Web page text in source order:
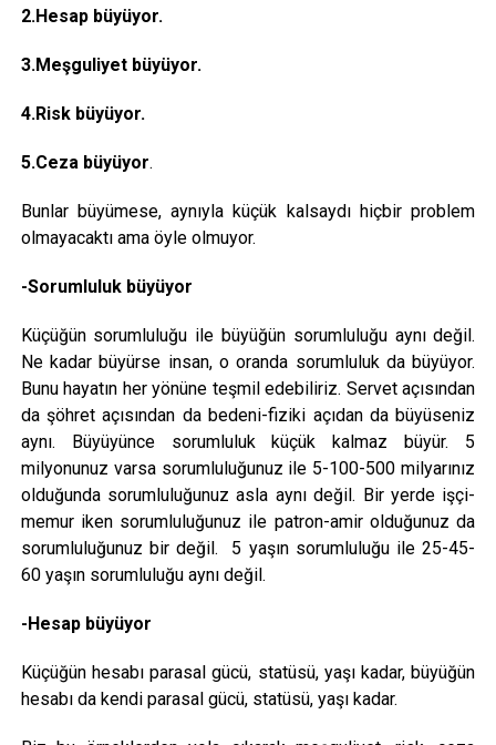
2.Hesap büyüyor.
3.Meşguliyet büyüyor.
4.Risk büyüyor.
5.Ceza büyüyor.
Bunlar büyümese, aynıyla küçük kalsaydı hiçbir problem
olmayacaktı ama öyle olmuyor.
-Sorumluluk büyüyor
Küçüğün sorumluluğu ile büyüğün sorumluluğu aynı değil.
Ne kadar büyürse insan, o oranda sorumluluk da büyüyor.
Bunu hayatın her yönüne teşmil edebiliriz. Servet açısından
da şöhret açısından da bedeni-fiziki açıdan da büyüseniz
aynı. Büyüyünce sorumluluk küçük kalmaz büyür. 5
milyonunuz varsa sorumluluğunuz ile 5-100-500 milyarınız
olduğunda sorumluluğunuz asla aynı değil. Bir yerde işçi-
memur iken sorumluluğunuz ile patron-amir olduğunuz da
sorumluluğunuz bir değil. 5 yaşın sorumluluğu ile 25-45-
60 yaşın sorumluluğu aynı değil.
-Hesap büyüyor
Küçüğün hesabı parasal gücü, statüsü, yaşı kadar, büyüğün
hesabı da kendi parasal gücü, statüsü, yaşı kadar.